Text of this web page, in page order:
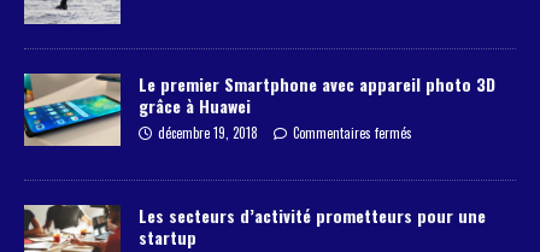
Le premier Smartphone avec appareil photo 3D
grâce à Huawei
décembre 19, 2018 Commentaires fermés
Les secteurs d’activité prometteurs pour une
startup